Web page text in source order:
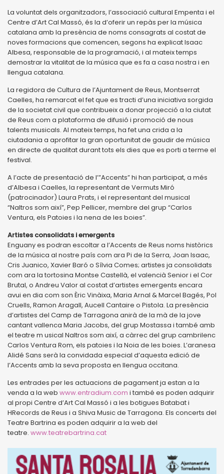
La voluntat dels organitzadors, l’associació cultural Empenta i el
Centre d’Art Cal Massó, és la d’oferir un repàs per la música
catalana amb la presència de noms consagrats al costat de
noves formacions que comencen, segons ha explicat Isaac
Albesa, responsable de la programació, i al mateix temps
demostrar la vitalitat de la música que es fa a casa nostra i en
llengua catalana.
La regidora de Cultura de l’Ajuntament de Reus, Montserrat
Caelles, ha remarcat el fet que es tracti d’una iniciativa sorgida
de la societat civil que contribueix a donar projecció a la ciutat
de Reus com a plataforma de difusió i promoció de nous
talents musicals. Al mateix temps, ha fet una crida a la
ciutadania a aprofitar la gran oportunitat de gaudir de música
en directe de qualitat durant tots els dies que es porti a terme el
festival.
A l’acte de presentació de l’”Accents” hi han participat, a més
d’Albesa i Caelles, la representant de Vermuts Miró
(patrocinador) Laura Prats, i el representant del musical
“Naltros som així”, Pep Pellicer, membre del grup “Carlos
Ventura, els Patoies i la nena de les boies”.
Artistes consolidats i emergents
Enguany es podran escoltar a l’Accents de Reus noms històrics
de la música al nostre país com ara Pi de la Serra, Joan Isaac,
Cris Juanico, Xavier Baró o Sílvia Comes; artistes ja consolidats
com ara la tortosina Montse Castellà, el valencià Senior i el Cor
Brutal, o Andreu Valor al costat d’artistes emergents encara
avui en dia com son Èric Vinàixa, Maria Arnal & Marcel Bagés, Pol
Cruells, Ramon Aragall, Aucell Cantaire o Pistola. La presència
d’artistes del Camp de Tarragona anirà de la mà de la jove
cantant vallenca Maria Jacobs, del grup Mostassa i també amb
el teatre m usical Naltros som així, a càrrec del grup cambrilenc
Carlos Ventura Rom, els patoies i la Noia de les boies. L’aranesa
Alidé Sans serà la convidada especial d’aquesta edició de
l’Accents amb la seva proposta en llengua occitana.
Les entrades per les actuacions de pagament ja estan a la
venda a la web www.entradium.com i també es poden adquirir
al propi Centre d’Art Cal Massó i a les botigues Batabat i
HRecords de Reus i a Shiva Music de Tarragona. Els concerts del
Teatre Bartrina es poden adquirir a la web del
teatre. www.teatrebartrina.cat